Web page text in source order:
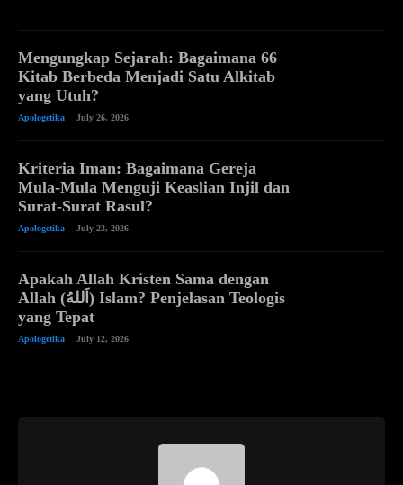
Mengungkap Sejarah: Bagaimana 66
Kitab Berbeda Menjadi Satu Alkitab
yang Utuh?
Apologetika July 26, 2026
Kriteria Iman: Bagaimana Gereja
Mula-Mula Menguji Keaslian Injil dan
Surat-Surat Rasul?
Apologetika July 23, 2026
Apakah Allah Kristen Sama dengan
Allah (اَللهُ) Islam? Penjelasan Teologis
yang Tepat
Apologetika July 12, 2026